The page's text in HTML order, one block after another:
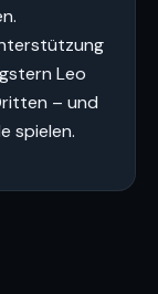
Leo
– und
spielen.